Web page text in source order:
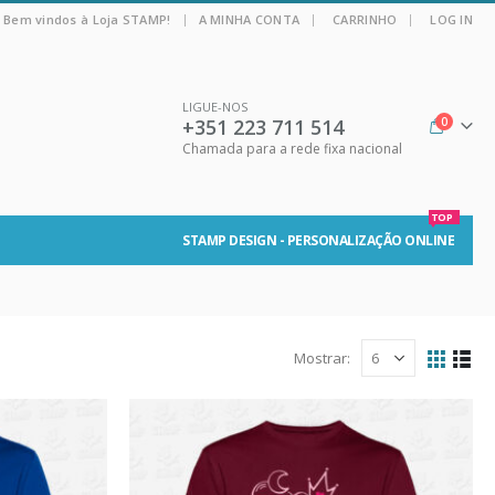
Bem vindos à Loja STAMP! | A MINHA CONTA CARRINHO LOG IN
LIGUE-NOS
+351 223 711 514
Chamada para a rede fixa nacional
0
STAMP DESIGN - PERSONALIZAÇÃO ONLINE
TOP
Mostrar: